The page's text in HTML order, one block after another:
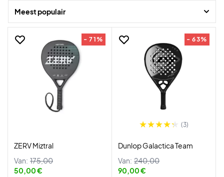
is er zeker ook een voor jou.
Meest populair
- 71%
ZERV Miztral
Van: 175,00
50,00 €
- 63%
(3)
Dunlop Galactica Team
Van: 240,00
90,00 €